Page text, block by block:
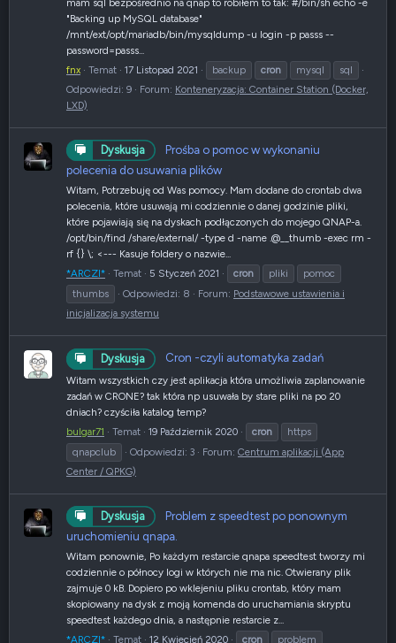
"Backing up MySQL database"
/mnt/ext/opt/mariadb/bin/mysqldump -u login -p passs --
password=passs...
fnx
Temat 17 Listopad 2021 backup cron mysql
sql
Odpowiedzi: 9
Forum: Konteneryzacja: Container Station (Docker,
LXD)
Dyskusja
Prośba o pomoc w wykonaniu
polecenia do usuwania plików
Witam, Potrzebuję od Was pomocy. Mam dodane do crontab dwa
polecenia, które usuwają mi codziennie o danej godzinie pliki,
które pojawiają się na dyskach podłączonych do mojego QNAP-a.
/opt/bin/find /share/external/ -type d -name .@__thumb -exec rm -
rf {} \; <--- Kasuje foldery o nazwie...
*ARCZI*
Temat 5 Styczeń 2021 cron pliki
pomoc
thumbs
Odpowiedzi: 8 Forum: Podstawowe ustawienia i
inicjalizacja systemu
Dyskusja Cron -czyli automatyka zadań
Witam wszystkich czy jest aplikacja która umożliwia zaplanowanie
zadań w CRONE? tak która np usuwała by stare pliki na po 20
dniach? czyściła katalog temp?
bulgar71
Temat 19 Październik 2020 cron
https
qnapclub
Odpowiedzi: 3 Forum: Centrum aplikacji (App
Center / QPKG)
Dyskusja
Problem z speedtest po ponownym
uruchomieniu qnapa.
Witam ponownie, Po każdym restarcie qnapa speedtest tworzy mi
codziennie o północy logi w których nie ma nic. Otwierany plik
zajmuje 0 kB. Dopiero po wklejeniu pliku crontab, który mam
skopiowany na dysk z moją komenda do uruchamiania skryptu
speedtest każdego dnia, a następnie restarcie z...
*ARCZI*
Temat 12 Kwiecień 2020 cron problem